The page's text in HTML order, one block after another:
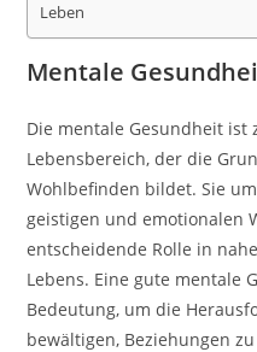
Leben
Mentale
Die mentale Gesundheit
Lebensbereich, der die
Wohlbefinden bildet. Sie
geistigen und emotionalen
entscheidende Rolle in
Lebens. Eine gute mentale
Bedeutung, um die
bewältigen, Beziehungen